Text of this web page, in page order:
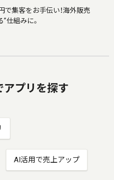
で集客をお手伝い！海外販売
”仕組みに。
アプリを探す
AI活用で売上アップ